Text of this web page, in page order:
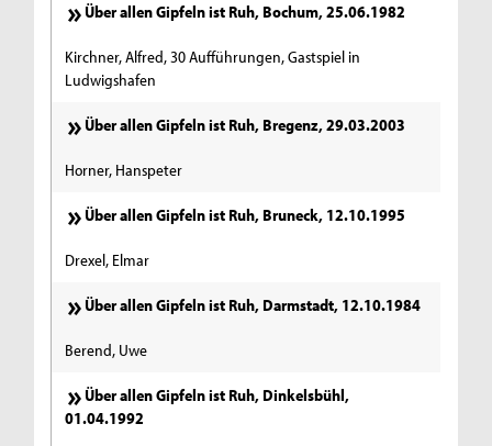
Über allen Gipfeln ist Ruh, Bochum, 25.06.1982
Kirchner, Alfred, 30 Aufführungen, Gastspiel in
Ludwigshafen
Über allen Gipfeln ist Ruh, Bregenz, 29.03.2003
Horner, Hanspeter
Über allen Gipfeln ist Ruh, Bruneck, 12.10.1995
Drexel, Elmar
Über allen Gipfeln ist Ruh, Darmstadt, 12.10.1984
Berend, Uwe
Über allen Gipfeln ist Ruh, Dinkelsbühl,
01.04.1992